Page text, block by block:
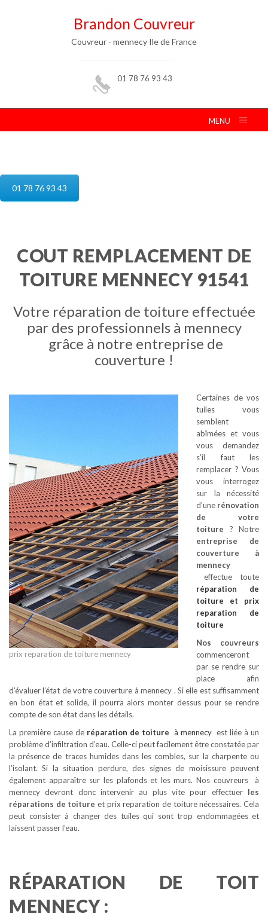
Brandon Couvreur
Couvreur - mennecy Ile de France
01 78 76 93 43
MENU
01 78 76 93 43
COUT REMPLACEMENT DE
TOITURE MENNECY 91541
Votre réparation de toiture effectuée
par des professionnels à mennecy
grâce à notre entreprise de
couverture !
prix reparation de toiture mennecy
Certaines de vos
tuiles vous
semblent
abîmées et vous
vous demandez
s’il faut les
remplacer ? Vous
vous interrogez
sur la nécessité
d’une rénovation
de votre
toiture ? Notre
entreprise de
couverture à
mennecy
effectue toute
réparation de
toiture et prix
reparation de
toiture
Nos couvreurs
commenceront
par se rendre sur
place afin
d’évaluer l’état de votre couverture à mennecy . Si elle est suffisamment
en bon état et solide, il pourra alors monter dessus pour se rendre
compte de son état dans les détails.
La première cause de réparation de toiture à mennecy est liée à un
problème d’infiltration d’eau. Celle-ci peut facilement être constatée par
la présence de traces humides dans les combles, sur la charpente ou
l’isolant. Si la situation perdure, des signes de moisissure peuvent
également apparaître sur les plafonds et les murs. Nos couvreurs à
mennecy devront donc intervenir au plus vite pour effectuer les
réparations de toiture et prix reparation de toiture nécessaires. Cela
peut consister à changer des tuiles qui sont trop endommagées et
laissent passer l’eau.
RÉPARATION DE TOIT
MENNECY :